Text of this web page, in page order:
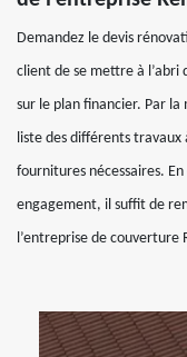
Demandez le devis
client de se mettre à l’abri
sur le plan financier. Par la
liste des différents travaux
fournitures nécessaires.
engagement, il suffit de
l’entreprise de couverture